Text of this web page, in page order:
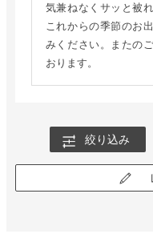
気兼ねなくサッと被
これからの季節のお
みください。またの
おります。
絞り込み